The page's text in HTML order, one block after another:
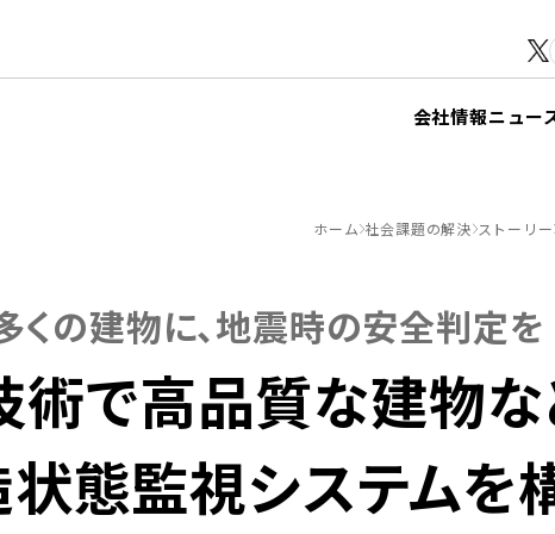
会社情報ニュー
ホーム 社会課題の解決 ストーリー
くの建物に、地震時の安全判定を
術で高品質な建物な
態監視システムを